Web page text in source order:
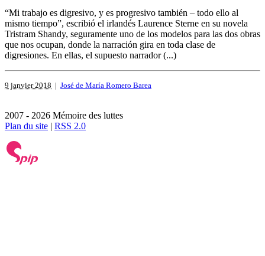
“Mi trabajo es digresivo, y es progresivo también – todo ello al
mismo tiempo”, escribió el irlandés Laurence Sterne en su novela
Tristram Shandy, seguramente uno de los modelos para las dos obras
que nos ocupan, donde la narración gira en toda clase de
digresiones. En ellas, el supuesto narrador (...)
9 janvier 2018 | José de María Romero Barea
2007 - 2026 Mémoire des luttes
Plan du site | RSS 2.0